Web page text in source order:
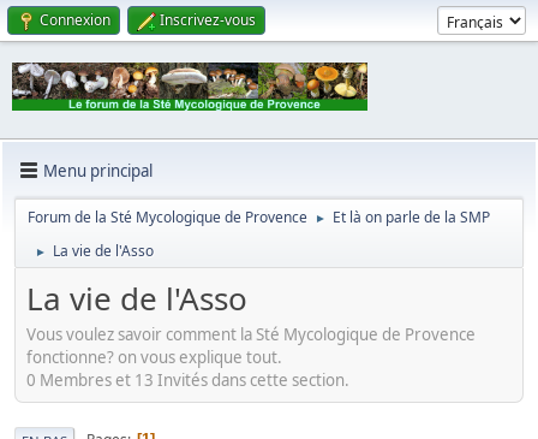
Connexion Inscrivez-vous
Menu principal
Forum de la Sté Mycologique de Provence ► Et là on parle de la SMP
► La vie de l'Asso
La vie de l'Asso
Vous voulez savoir comment la Sté Mycologique de Provence
fonctionne? on vous explique tout.
0 Membres et 13 Invités dans cette section.